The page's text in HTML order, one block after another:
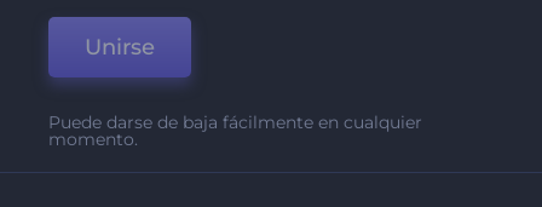
Unirse
Puede darse de baja fácilmente en cualquier
momento.